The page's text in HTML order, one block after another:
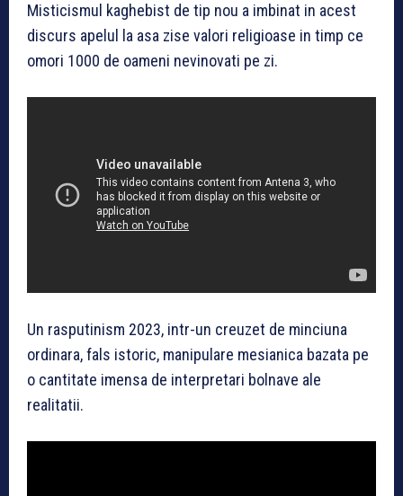
Misticismul kaghebist de tip nou a imbinat in acest
discurs apelul la asa zise valori religioase in timp ce
omori 1000 de oameni nevinovati pe zi.
Un rasputinism 2023, intr-un creuzet de minciuna
ordinara, fals istoric, manipulare mesianica bazata pe
o cantitate imensa de interpretari bolnave ale
realitatii.